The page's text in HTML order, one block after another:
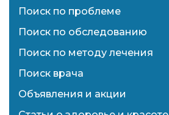
Поиск по проблеме
Поиск по обследованию
Поиск по методу лечения
Поиск врача
Объявления и акции